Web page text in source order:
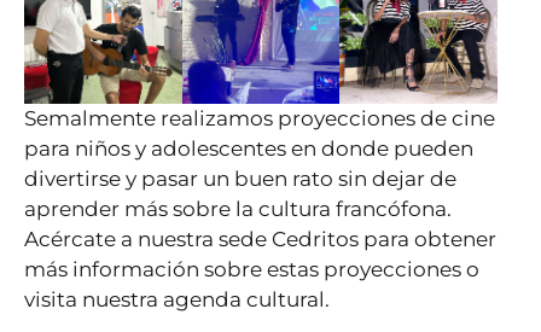
Semalmente realizamos proyecciones de cine
para niños y adolescentes en donde pueden
divertirse y pasar un buen rato sin dejar de
aprender más sobre la cultura francófona.
Acércate a nuestra sede Cedritos para obtener
más información sobre estas proyecciones o
visita nuestra agenda cultural.